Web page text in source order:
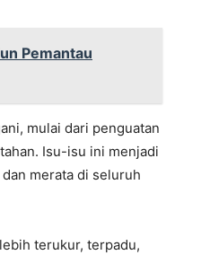
Pemantau
mulai dari penguatan
Isu-isu ini menjadi
merata di seluruh
terukur, terpadu,